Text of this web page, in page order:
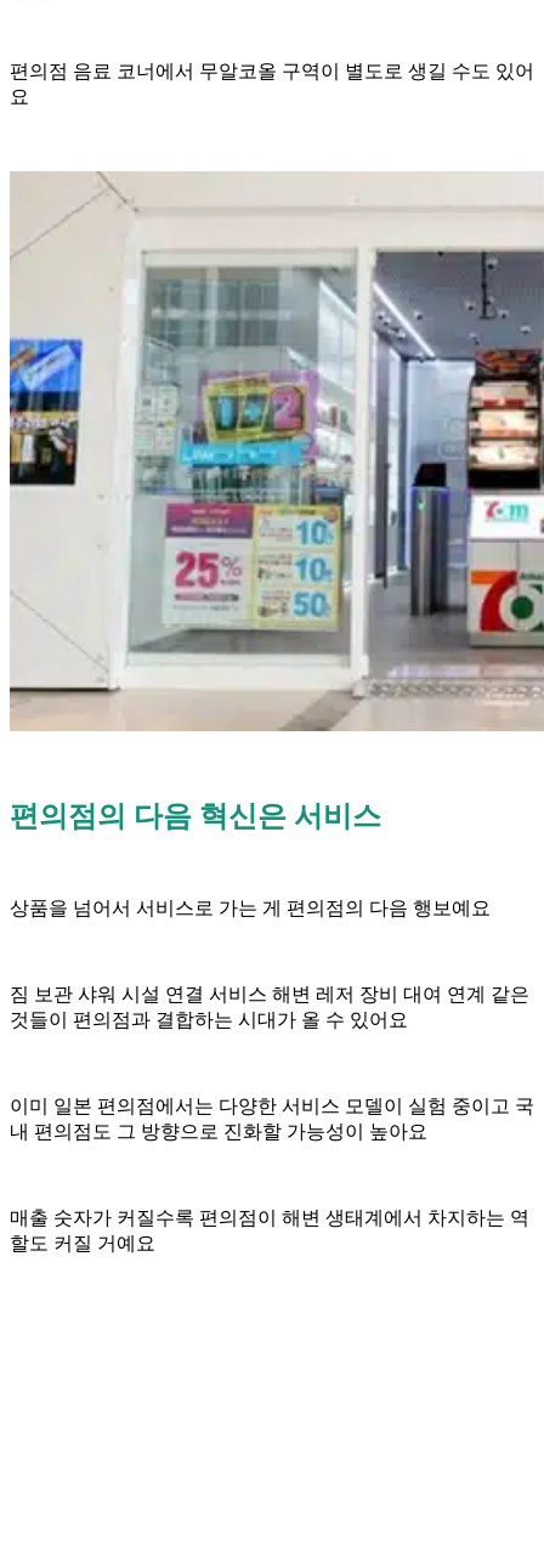
편의점 음료 코너에서 무알코올 구역이 별도로 생길 수도 있어
요
편의점의 다음 혁신은 서비스
상품을 넘어서 서비스로 가는 게 편의점의 다음 행보예요
짐 보관 샤워 시설 연결 서비스 해변 레저 장비 대여 연계 같은
것들이 편의점과 결합하는 시대가 올 수 있어요
이미 일본 편의점에서는 다양한 서비스 모델이 실험 중이고 국
내 편의점도 그 방향으로 진화할 가능성이 높아요
매출 숫자가 커질수록 편의점이 해변 생태계에서 차지하는 역
할도 커질 거예요